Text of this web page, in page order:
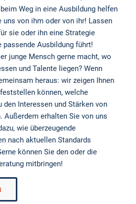
Weg in eine Ausbildung helfen
uns von ihm oder von ihr! Lassen
sie oder ihn eine Strategie
passende Ausbildung führt!
junge Mensch gerne macht, wo
und Talente liegen? Wenn
heraus: wir zeigen Ihnen
können, welche
den Interessen und Stärken von
Außerdem erhalten Sie von uns
wie überzeugende
nach aktuellen Standards
können Sie den oder die
mitbringen!